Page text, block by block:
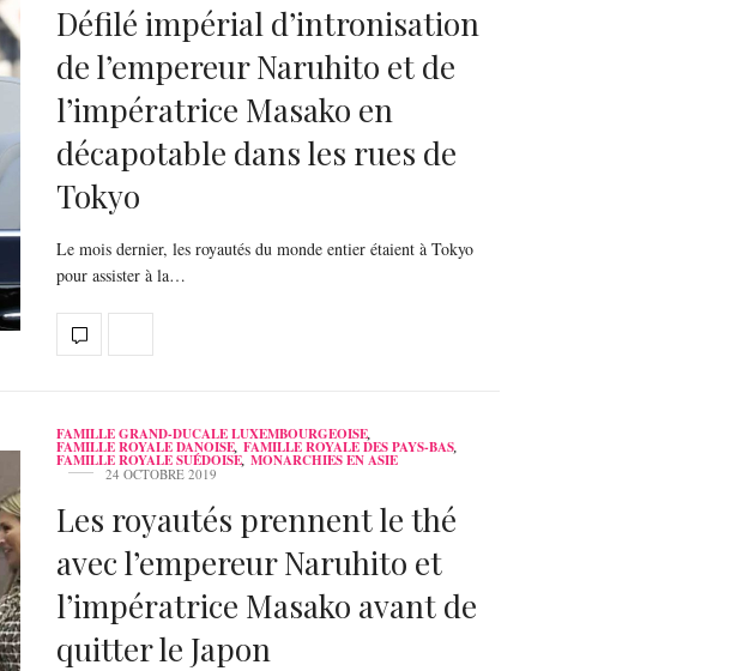
Défilé impérial d’intronisation
de l’empereur Naruhito et de
l’impératrice Masako en
décapotable dans les rues de
Tokyo
Le mois dernier, les royautés du monde entier étaient à Tokyo
pour assister à la…
FAMILLE GRAND-DUCALE LUXEMBOURGEOISE,
FAMILLE ROYALE DANOISE, FAMILLE ROYALE DES PAYS-BAS,
FAMILLE ROYALE SUÉDOISE, MONARCHIES EN ASIE
24 OCTOBRE 2019
Les royautés prennent le thé
avec l’empereur Naruhito et
l’impératrice Masako avant de
quitter le Japon